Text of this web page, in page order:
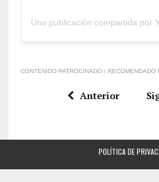
CONTENIDO PATROCINADO / RECOMENDADO
Anterior
POLÍTICA DE